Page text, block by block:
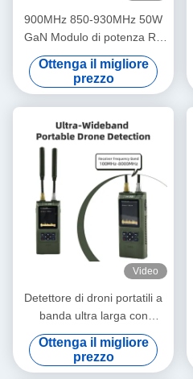
900MHz 850-930MHz 50W
GaN Modulo di potenza RF
Modulo per Autel Mavic 3
Contatore Fpv
Ottenga il migliore
prezzo
Video
Detettore di droni portatili a
banda ultra larga con
copertura da 100 MHz a 8
GHz, protezione IP54 e
durata della batteria di 7 ore
Ottenga il migliore
prezzo